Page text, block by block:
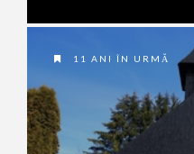
11 ANI ÎN URMĂ